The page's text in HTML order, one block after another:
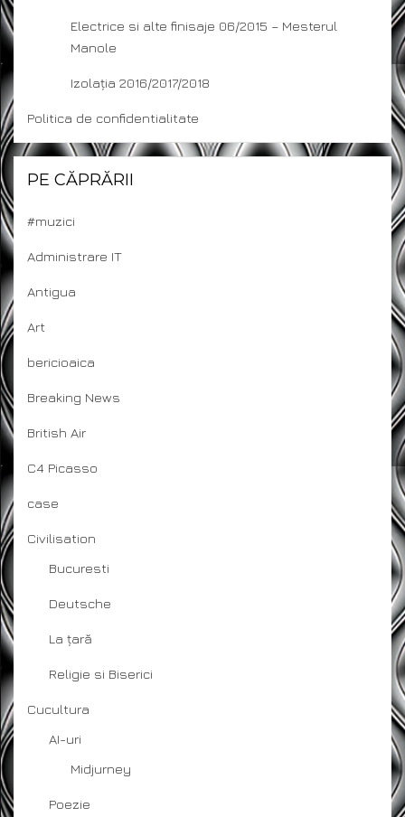
Electrice si alte finisaje 06/2015 – Mesterul
Manole
Izolația 2016/2017/2018
Politica de confidentialitate
PE CĂPRĂRII
#muzici
Administrare IT
Antigua
Art
bericioaica
Breaking News
British Air
C4 Picasso
case
Civilisation
Bucuresti
Deutsche
La țară
Religie si Biserici
Cucultura
AI-uri
Midjurney
Poezie